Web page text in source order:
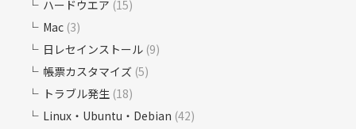
ハードウエア (15)
Mac (3)
日レセインストール (9)
帳票カスタマイズ (5)
トラブル発生 (18)
Linux・Ubuntu・Debian (42)